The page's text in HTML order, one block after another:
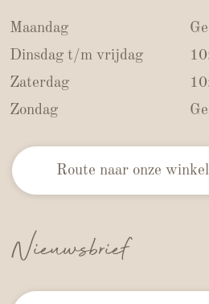
Maandag
Dinsdag t/m vrijdag
Zaterdag
Zondag
Route naar onze winkel
Nieuwsbrief